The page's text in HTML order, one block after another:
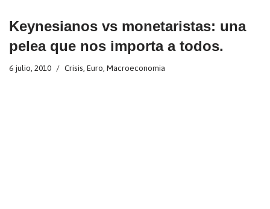
Keynesianos vs monetaristas: una
pelea que nos importa a todos.
6 julio, 2010 Crisis Euro Macroeconomia